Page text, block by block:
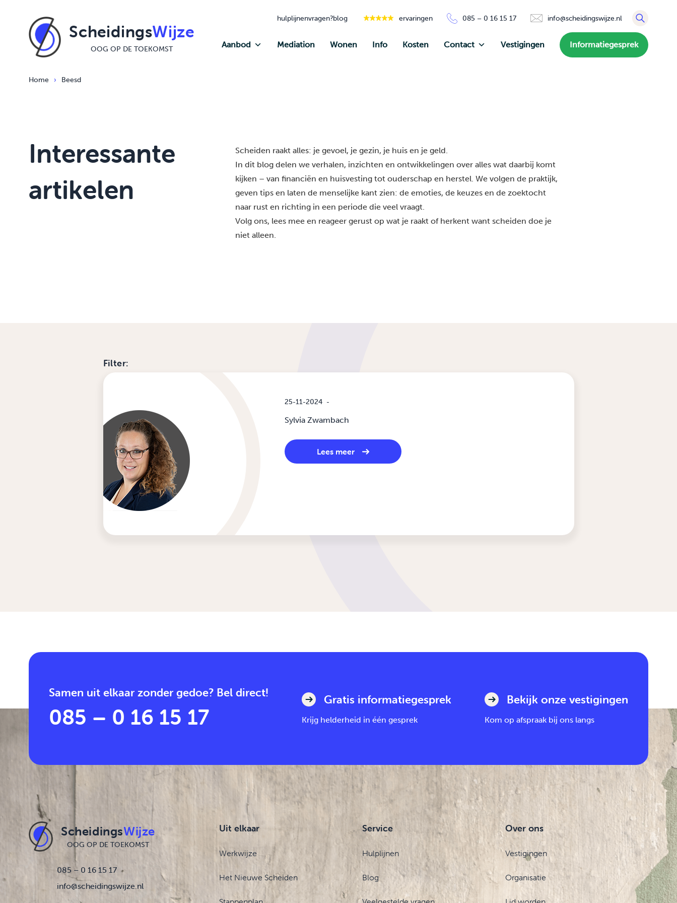
ScheidingsWijze
OOG OP DE TOEKOMST
hulplijnenvragen?blog ervaringen 085 – 0 16 15 17 info@scheidingswijze.nl
Aanbod Mediation Wonen Info Kosten Contact Vestigingen Informatiegesprek
Home › Beesd
Interessante
artikelen
Scheiden raakt alles: je gevoel, je gezin, je huis en je geld.
In dit blog delen we verhalen, inzichten en ontwikkelingen over alles wat daarbij komt
kijken – van financiën en huisvesting tot ouderschap en herstel. We volgen de praktijk,
geven tips en laten de menselijke kant zien: de emoties, de keuzes en de zoektocht
naar rust en richting in een periode die veel vraagt.
Volg ons, lees mee en reageer gerust op wat je raakt of herkent want scheiden doe je
niet alleen.
Filter:
25-11-2024 -
Sylvia Zwambach
Lees meer
Samen uit elkaar zonder gedoe? Bel direct!
085 – 0 16 15 17
Gratis informatiegesprek
Krijg helderheid in één gesprek
Bekijk onze vestigingen
Kom op afspraak bij ons langs
ScheidingsWijze
OOG OP DE TOEKOMST
085 – 0 16 15 17
info@scheidingswijze.nl
Uit elkaar
Werkwijze
Het Nieuwe Scheiden
Service
Hulplijnen
Blog
Over ons
Vestigingen
Organisatie